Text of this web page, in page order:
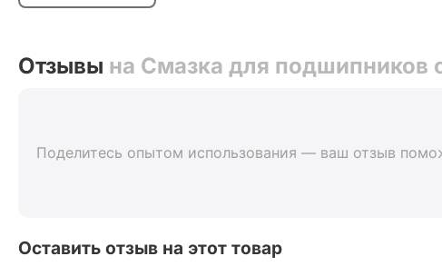
Отзывы на Смазка для подшипников
Поделитесь опытом использования — ваш отзыв
Оставить отзыв на этот товар